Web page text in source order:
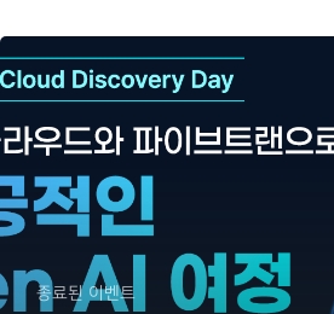
종료된 이벤트